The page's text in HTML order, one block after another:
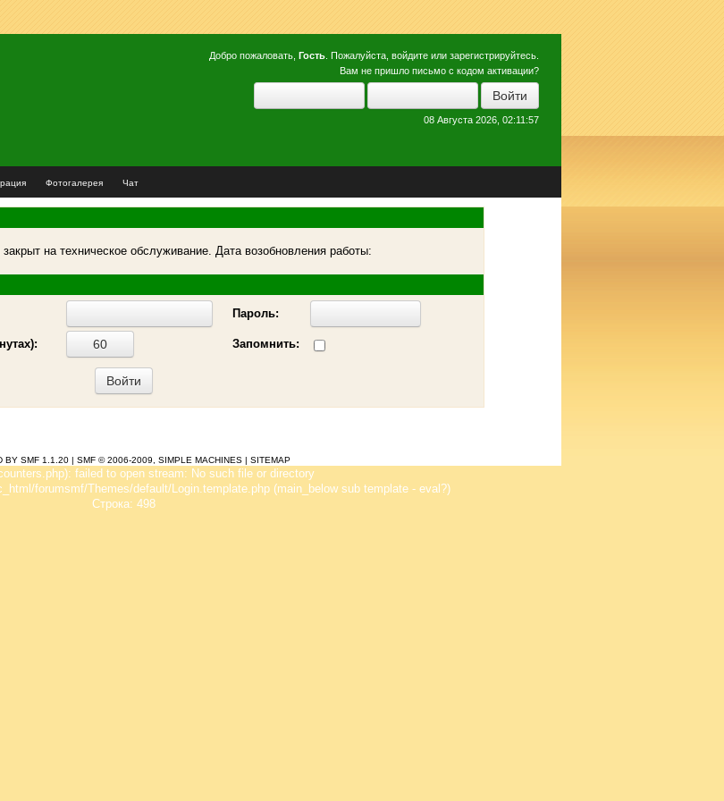
Добро пожаловать, Гость . Пожалуйста, войдите или зарегистрируйтесь
Вам не пришло письмо с кодом активации?
08 Августа 2026, 02:11:57
Фотогалерея Чат
на техническое обслуживание. Дата возобновления работы:
Пароль:
Запомнить:
BY SMF 1.1.20 | SMF © 2006-2009, SIMPLE MACHINES | SITEMAP
failed to open stream: No such file or directory
forumsmf/Themes/default/Login.template.php (main_below sub template - eval?)
Строка: 498